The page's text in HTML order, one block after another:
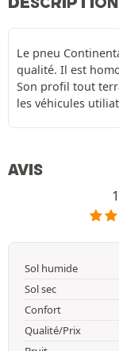
Le pneu
qualité. Il est
Son profil tout
les véhicules
AVIS
Sol humide
Sol sec
Confort
Qualité/Prix